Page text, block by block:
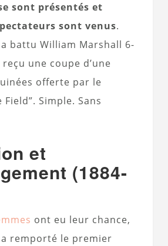
sont présentés et
sont venus.
battu William Marshall 6-
une coupe d’une
offerte par le
Field”. Simple. Sans
et
(1884-
ont eu leur chance,
remporté le premier